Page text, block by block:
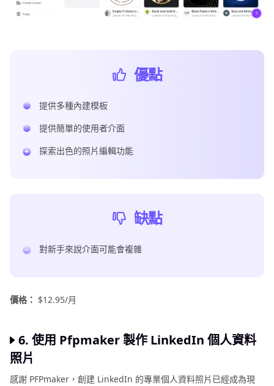
優點
提供多種內建模板
提供簡單的使用者介面
探索出色的照片編輯功能
缺點
對新手來說介面可能會複雜
價格： $12.95/月
6. 使用 Pfpmaker 製作 LinkedIn 個人資料
照片
感謝 PFPmaker，創建 LinkedIn 的專業個人資料照片已經成為現